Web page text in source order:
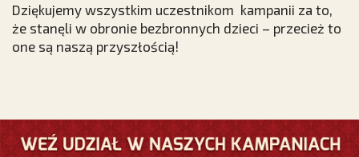
Dziękujemy wszystkim uczestnikom kampanii za to,
że stanęli w obronie bezbronnych dzieci – przecież to
one są naszą przyszłością!